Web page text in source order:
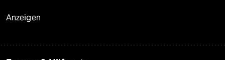
Anzeigen